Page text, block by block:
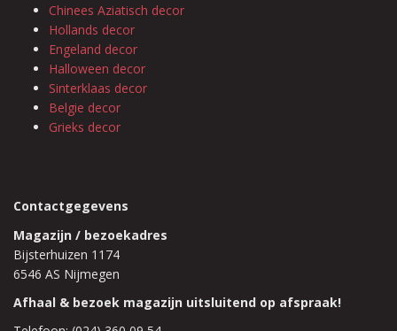
Chinees Aziatisch decor
Hollands decor
Engeland decor
Halloween decor
Sinterklaas decor
Belgie decor
Grieks decor
Contactgegevens
Magazijn / bezoekadres
Bijsterhuizen 1174
6546 AS Nijmegen
Afhaal & bezoek magazijn uitsluitend op afspraak!